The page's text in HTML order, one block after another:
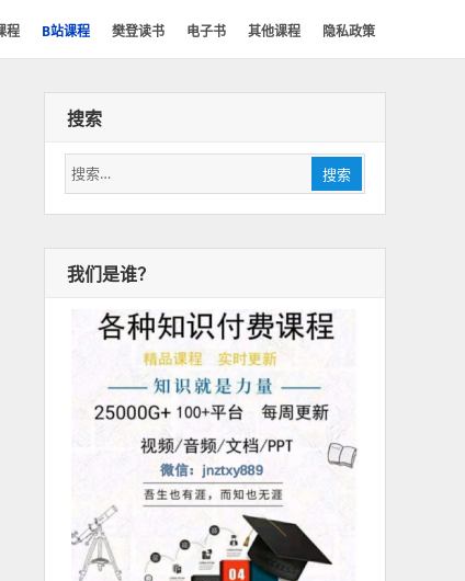
程 B站课程 樊登读书 电子书 其他课程 隐私政策
搜索
搜
索：
搜索
我们是谁？